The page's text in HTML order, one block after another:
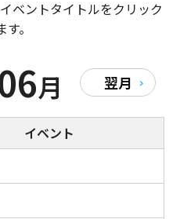
ベントタイトルをクリック
。
月 翌月
イベント